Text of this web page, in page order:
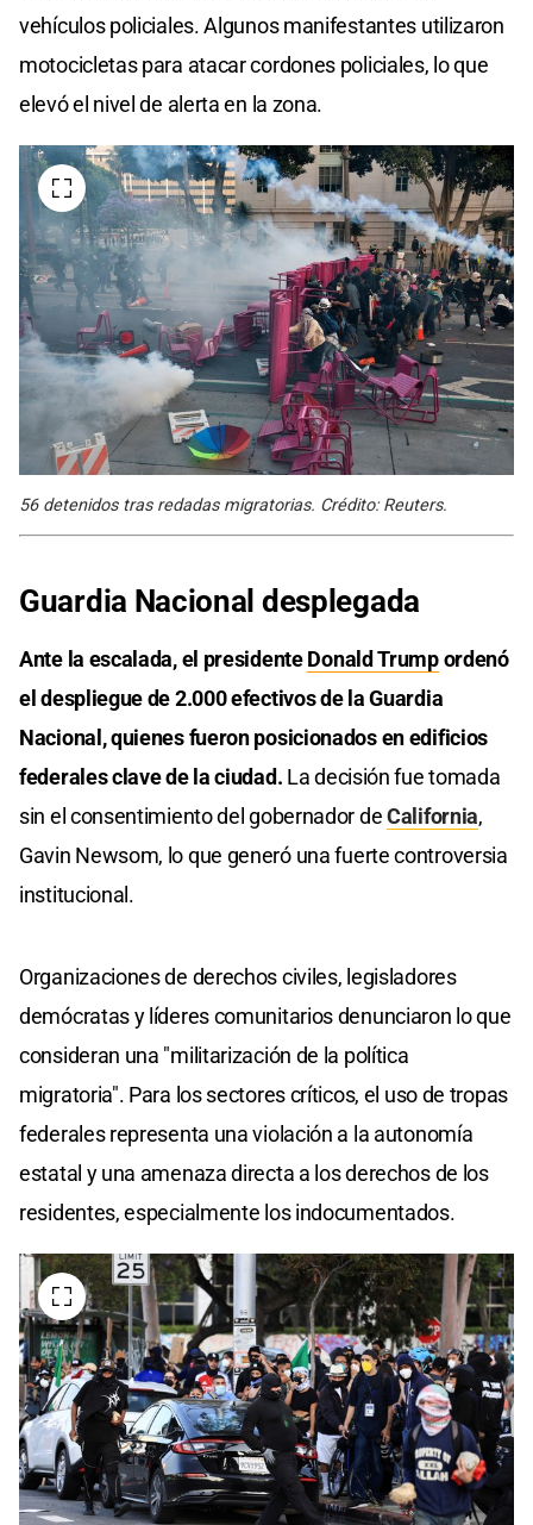
vehículos policiales. Algunos manifestantes utilizaron
motocicletas para atacar cordones policiales, lo que
elevó el nivel de alerta en la zona.
56 detenidos tras redadas migratorias. Crédito: Reuters.
Guardia Nacional desplegada
Ante la escalada, el presidenteDonald Trumpordenó
el despliegue de 2.000 efectivos de la Guardia
Nacional, quienes fueron posicionados en edificios
federales clave de la ciudad. La decisión fue tomada
sin el consentimiento del gobernador deCalifornia,
Gavin Newsom, lo que generó una fuerte controversia
institucional.
Organizaciones de derechos civiles, legisladores
demócratas y líderes comunitarios denunciaron lo que
consideran una "militarización de la política
migratoria". Para los sectores críticos, el uso de tropas
federales representa una violación a la autonomía
estatal y una amenaza directa a los derechos de los
residentes, especialmente los indocumentados.